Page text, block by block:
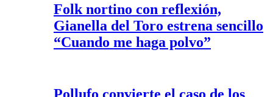
Folk nortino con reflexión,
Gianella del Toro estrena sencillo
“Cuando me haga polvo”
Pollufo convierte el caso de los